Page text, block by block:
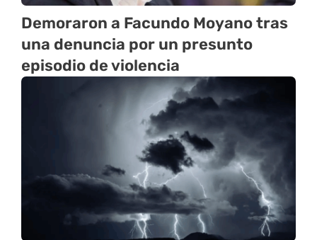
Demoraron a Facundo Moyano tras
una denuncia por un presunto
episodio de violencia